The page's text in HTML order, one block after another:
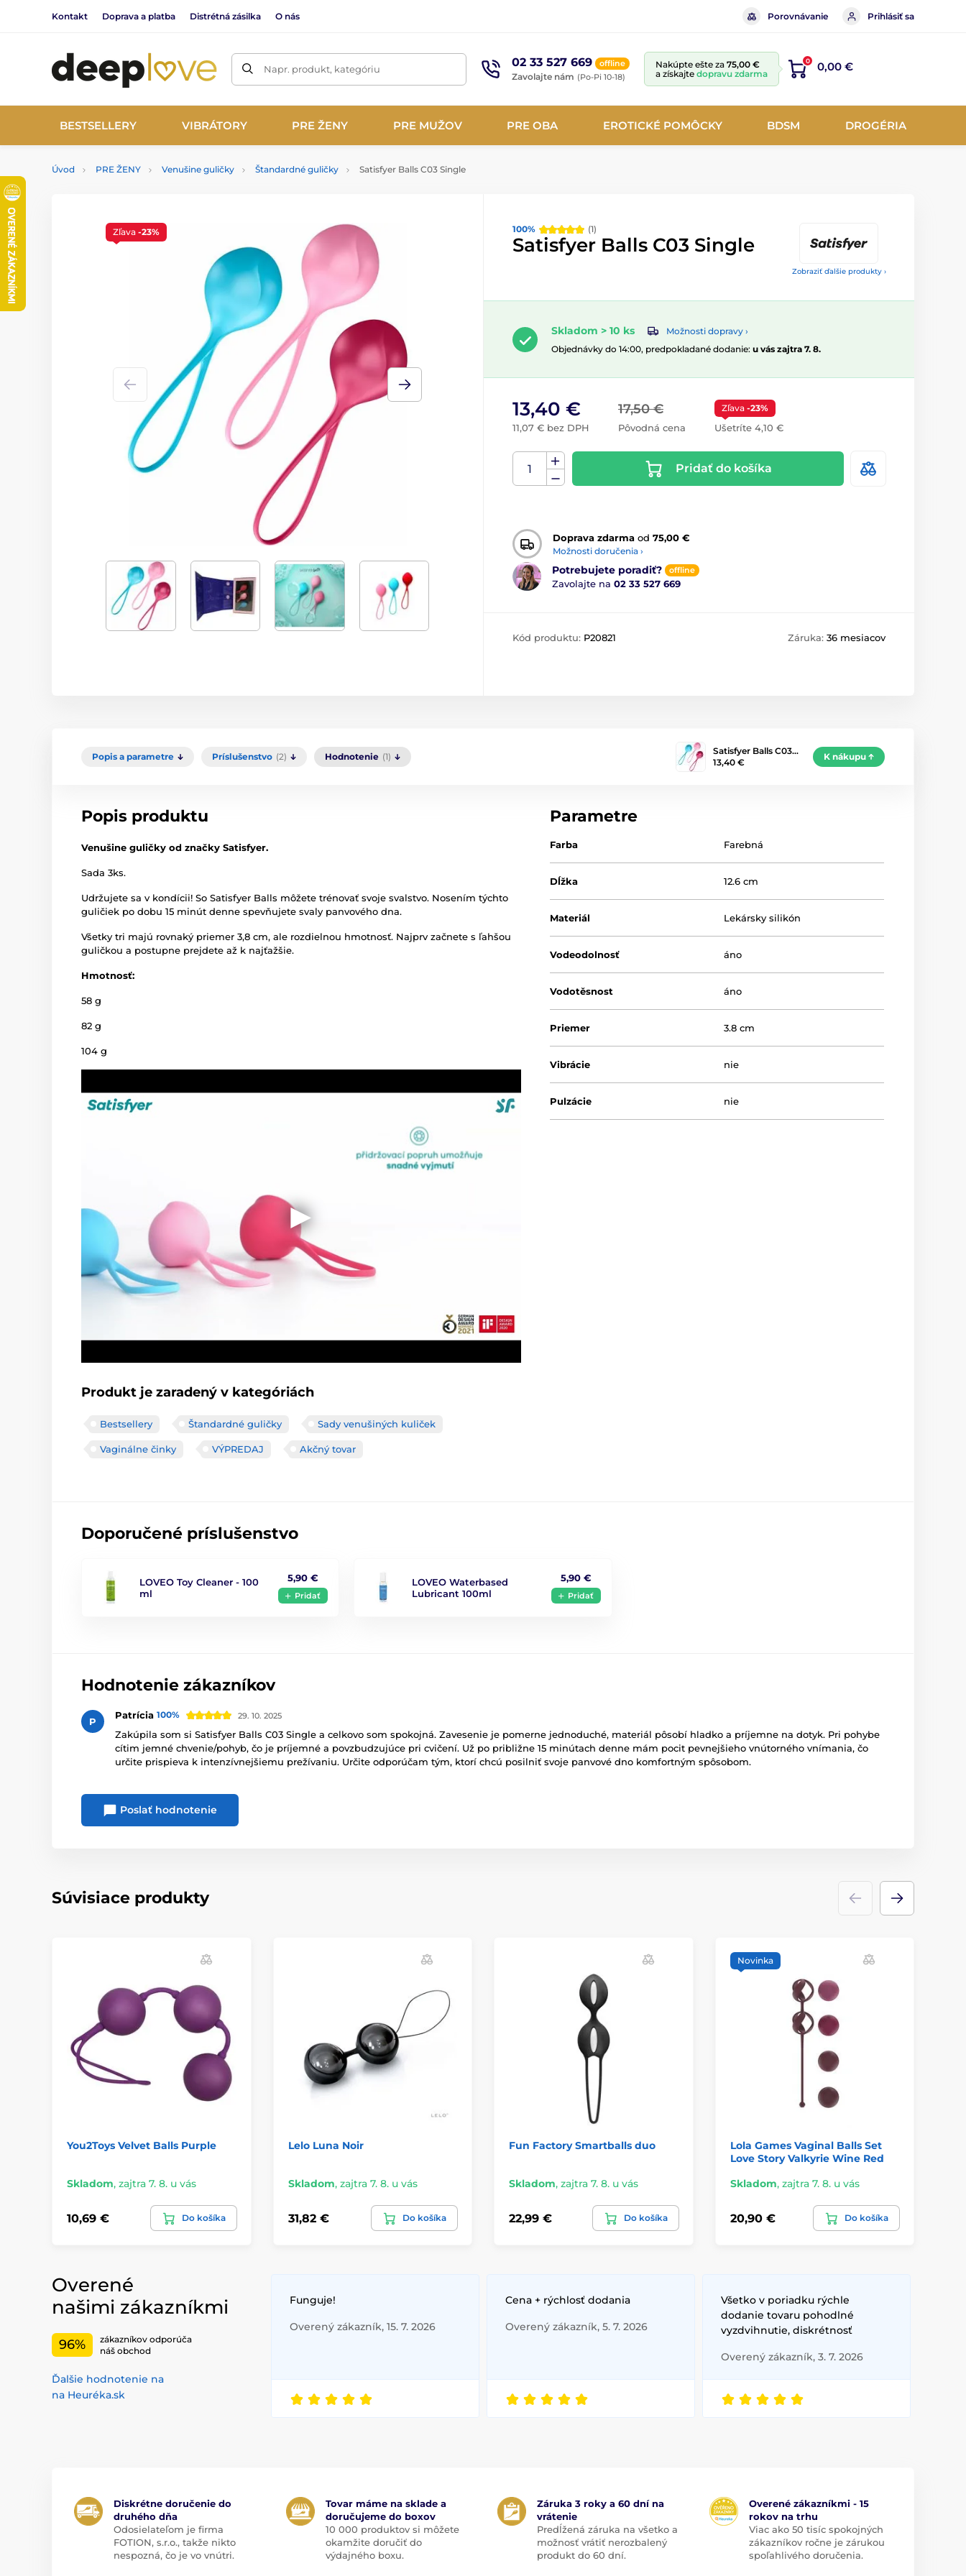
Kontakt Doprava a platba Distrétná zásilka O nás Porovnávanie Prihlásiť sa
Napr. produkt, kategóriu 02 33 527 669 offline
Zavolajte nám (Po-Pi 10-18)
Nakúpte ešte za 75,00 €
a získajte dopravu zdarma
0 0,00 €
BESTSELLERY VIBRÁTORY PRE ŽENY PRE MUŽOV PRE OBA EROTICKÉ POMÔCKY BDSM DROGÉRIA
Úvod PRE ŽENY Venušine guličky Štandardné guličky Satisfyer Balls C03 Single
100% (1)
Zobraziť ďalšie produkty ›
Zľava -23%
Satisfyer Balls C03 Single
Skladom > 10 ks
Možnosti dopravy ›
Objednávky do 14:00, predpokladané dodanie: u vás zajtra 7. 8.
17,50 €
Pôvodná cena
13,40 €
11,07 € bez DPH
Zľava -23%
Ušetríte 4,10 €
Pridať do košíka
Doprava zdarma od 75,00 €
Možnosti doručenia ›
Potrebujete poradiť? offline
Zavolajte na 02 33 527 669
Kód produktu: P20821 Záruka: 36 mesiacov
Popis a parametre Príslušenstvo (2) Hodnotenie (1)
Satisfyer Balls C03…
13,40 €
K nákupu
Popis produktu
Venušine guličky od značky Satisfyer.
Sada 3ks.
Udržujete sa v kondícii! So Satisfyer Balls môžete trénovať svoje svalstvo. Nosením týchto
guličiek po dobu 15 minút denne spevňujete svaly panvového dna.
Všetky tri majú rovnaký priemer 3,8 cm, ale rozdielnou hmotnosť. Najprv začnete s ľahšou
guličkou a postupne prejdete až k najťažšie.
Hmotnosť:
58 g
82 g
104 g
Produkt je zaradený v kategóriách
Bestsellery Štandardné guličky Sady venušiných kuliček
Vaginálne činky VÝPREDAJ Akčný tovar
Parametre
Farba Farebná
Dĺžka 12.6 cm
Materiál Lekársky silikón
Vodeodolnosť áno
Vodotěsnost áno
Priemer 3.8 cm
Vibrácie nie
Pulzácie nie
Doporučené príslušenstvo
LOVEO Toy Cleaner - 100
ml
5,90 €
Pridať
LOVEO Waterbased
Lubricant 100ml
5,90 €
Pridať
Hodnotenie zákazníkov
P
Patrícia 100% 29. 10. 2025
Zakúpila som si Satisfyer Balls C03 Single a celkovo som spokojná. Zavesenie je pomerne jednoduché, materiál pôsobí hladko a príjemne na dotyk. Pri pohybe
cítim jemné chvenie/pohyb, čo je príjemné a povzbudzujúce pri cvičení. Už po približne 15 minútach denne mám pocit pevnejšieho vnútorného vnímania, čo
určite prispieva k intenzívnejšiemu prežívaniu. Určite odporúčam tým, ktorí chcú posilniť svoje panvové dno komfortným spôsobom.
Poslať hodnotenie
Súvisiace produkty
You2Toys Velvet Balls Purple
Skladom, zajtra 7. 8. u vás
10,69 € Do košíka
Lelo Luna Noir
Skladom, zajtra 7. 8. u vás
31,82 € Do košíka
Fun Factory Smartballs duo
Skladom, zajtra 7. 8. u vás
22,99 € Do košíka
Novinka
Lola Games Vaginal Balls Set
Love Story Valkyrie Wine Red
Skladom, zajtra 7. 8. u vás
20,90 € Do košíka
Overené
našimi zákazníkmi
96%
zákazníkov odporúča
náš obchod
Ďalšie hodnotenie na
na Heuréka.sk
Funguje!
Overený zákazník, 15. 7. 2026
Cena + rýchlosť dodania
Overený zákazník, 5. 7. 2026
Všetko v poriadku rýchle
dodanie tovaru pohodlné
vyzdvihnutie, diskrétnosť
Overený zákazník, 3. 7. 2026
Diskrétne doručenie do
druhého dňa
Odosielateľom je firma
FOTION, s.r.o., takže nikto
nespozná, čo je vo vnútri.
Tovar máme na sklade a
doručujeme do boxov
10 000 produktov si môžete
okamžite doručiť do
výdajného boxu.
Záruka 3 roky a 60 dní na
vrátenie
Predĺžená záruka na všetko a
možnosť vrátiť nerozbalený
produkt do 60 dní.
Overené zákazníkmi - 15
rokov na trhu
Viac ako 50 tisíc spokojných
zákazníkov ročne je zárukou
spoľahlivého doručenia.